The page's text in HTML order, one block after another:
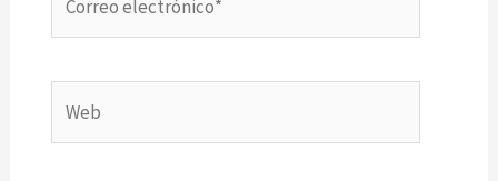
electrónico*